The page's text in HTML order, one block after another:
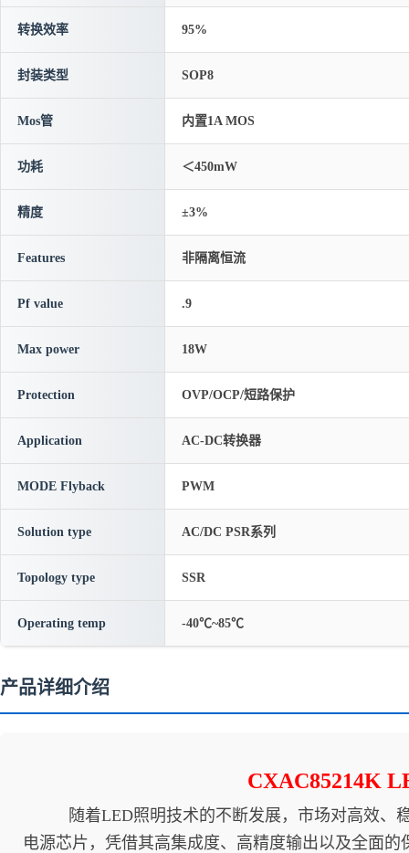
转换效率 95%
封装类型 SOP8
Mos管 内置1A MOS
功耗 ＜450mW
精度 ±3%
Features 非隔离恒流
Pf value .9
Max power 18W
Protection OVP/OCP/短路保护
Application AC-DC转换器
MODE Flyback PWM
Solution type AC/DC PSR系列
Topology type SSR
Operating temp -40℃~85℃
产品详细介绍
CXAC85214K
随着LED照明技术的不断发展，市场对高效、稳
电源芯片，凭借其高集成度、高精度输出以及全面